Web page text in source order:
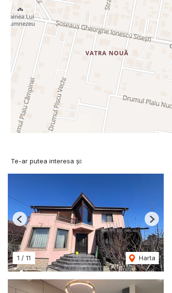
Te-ar putea interesa și:
1 / 11 Harta
Previous Next